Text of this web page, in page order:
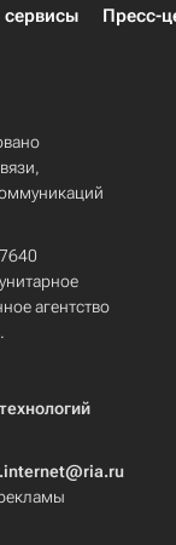
Пресс-
агентство